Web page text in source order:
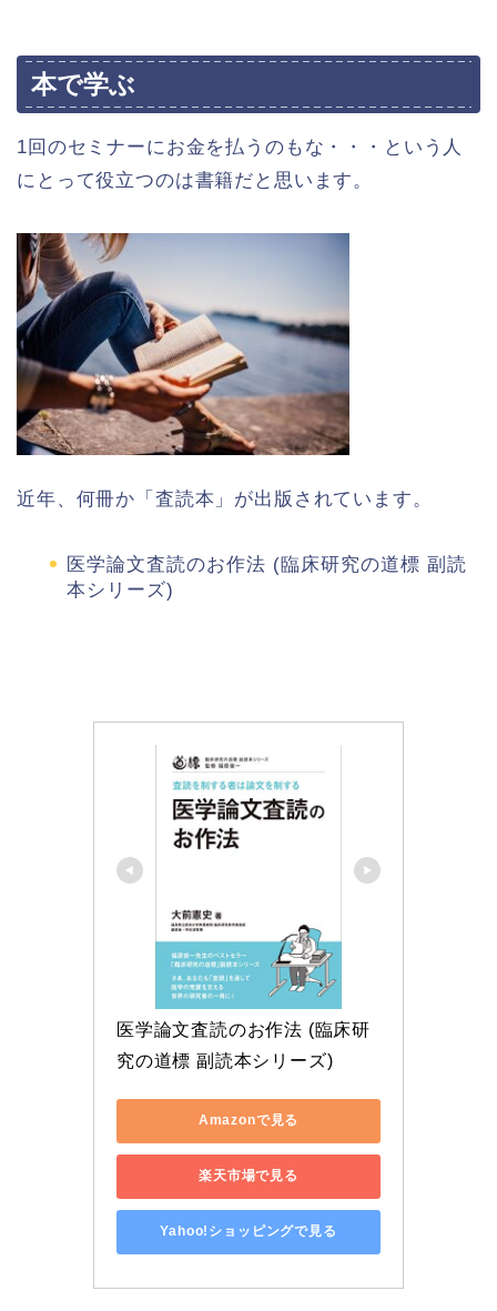
本で学ぶ
1回のセミナーにお金を払うのもな・・・という人
にとって役立つのは書籍だと思います。
近年、何冊か「査読本」が出版されています。
医学論文査読のお作法 (臨床研究の道標 副読
本シリーズ)
医学論文査読のお作法 (臨床研
究の道標 副読本シリーズ)
Amazonで見る
楽天市場で見る
Yahoo!ショッピングで見る